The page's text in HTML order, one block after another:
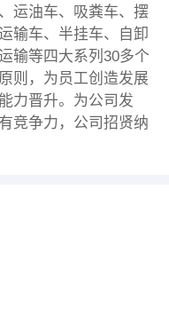
运油车、吸粪车、摆
输车、半挂车、自卸
输等四大系列30多个
则，为员工创造发展
力晋升。为公司发
竞争力，公司招贤纳